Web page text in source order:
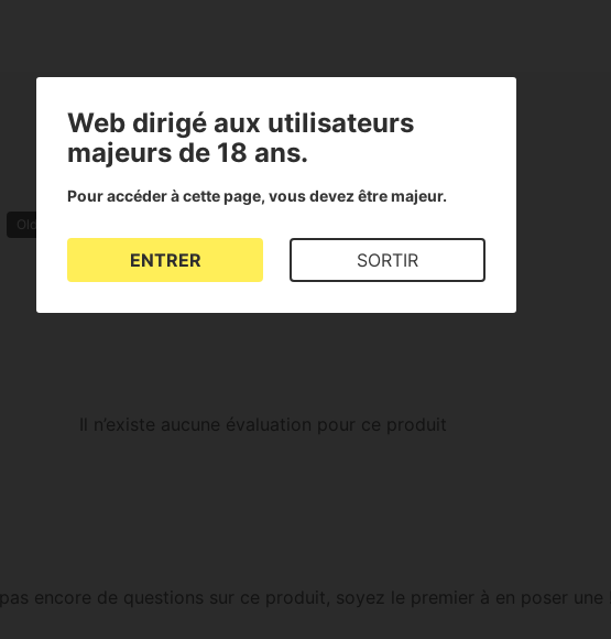
Old School
Il n’existe aucune évaluation pour ce produit
pas encore de questions sur ce produit, soyez le premier à en poser une !
Web dirigé aux utilisateurs
majeurs de 18 ans.
Pour accéder à cette page, vous devez être majeur.
ENTRER SORTIR